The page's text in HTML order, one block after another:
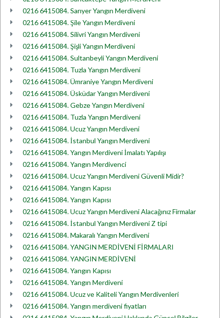
0216 6415084. Sarıyer Yangın Merdiveni
0216 6415084. Şile Yangın Merdiveni
0216 6415084. Silivri Yangın Merdiveni
0216 6415084. Şişli Yangın Merdiveni
0216 6415084. Sultanbeyli Yangın Merdiveni
0216 6415084. Tuzla Yangın Merdiveni
0216 6415084. Ümraniye Yangın Merdiveni
0216 6415084. Üsküdar Yangın Merdiveni
0216 6415084. Gebze Yangın Merdiveni
0216 6415084. Tuzla Yangın Merdiveni
0216 6415084. Ucuz Yangın Merdiveni
0216 6415084. İstanbul Yangın Merdiveni
0216 6415084. Yangın Merdiveni İmalatı Yapılışı
0216 6415084. Yangın Merdivenci
0216 6415084. Ucuz Yangın Merdiveni Güvenli Midir?
0216 6415084. Yangın Kapısı
0216 6415084. Yangın Kapısı
0216 6415084. Ucuz Yangın Merdiveni Alacağınız Firmalar
0216 6415084. İstanbul Yangın Merdiveni Z tipi
0216 6415084. Makaralı Yangın Merdiveni
0216 6415084. YANGIN MERDİVENİ FİRMALARI
0216 6415084. YANGIN MERDİVENİ
0216 6415084. Yangın Kapısı
0216 6415084. Yangın Merdiveni
0216 6415084. Ucuz ve Kaliteli Yangın Merdivenleri
0216 6415084. Yangın merdiveni fiyatları